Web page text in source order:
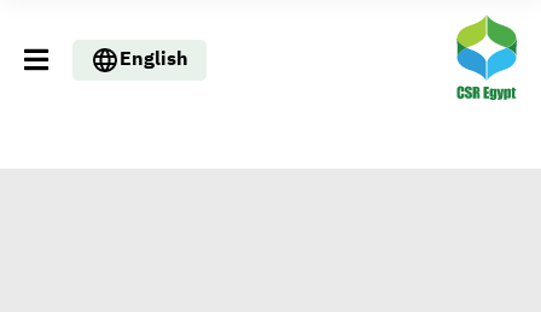
English